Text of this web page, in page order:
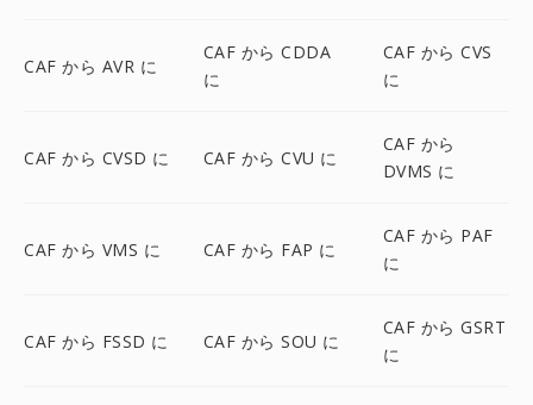
CAF から AVR に
CAF から CDDA
に
CAF から CVS
に
CAF から CVSD に CAF から CVU に
CAF から
DVMS に
CAF から VMS に CAF から FAP に
CAF から PAF
に
CAF から FSSD に CAF から SOU に
CAF から GSRT
に